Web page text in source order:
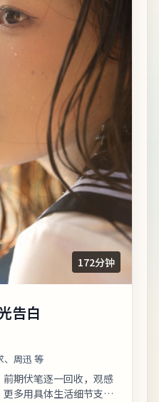
172分钟
告白
、周迅 等
期伏笔逐一回收，观感
多用具体生活细节支撑